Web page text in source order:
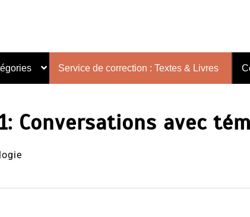
Service de correction : Textes & Livres
Conversations avec